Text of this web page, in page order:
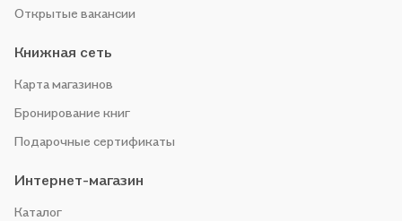
Открытые вакансии
Книжная сеть
Карта магазинов
Бронирование книг
Подарочные сертификаты
Интернет-магазин
Каталог